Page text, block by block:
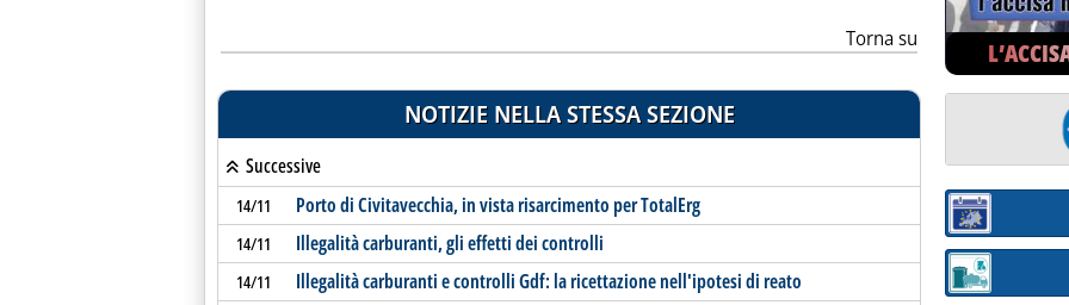
Torna su
NOTIZIE NELLA STESSA SEZIONE
Successive
14/11 Porto di Civitavecchia, in vista risarcimento per TotalErg
14/11 Illegalità carburanti, gli effetti dei controlli
14/11 Illegalità carburanti e controlli Gdf: la ricettazione nell'ipotesi di reato
Sezione:
Sezione: